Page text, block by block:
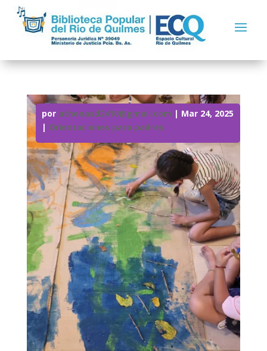
por athenasd2410@gmail.com | Mar 24, 2025
| Orientaciones para padres